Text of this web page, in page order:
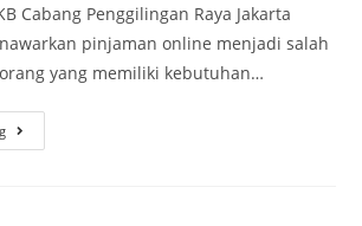
Cabang Penggilingan Raya Jakarta
pinjaman online menjadi salah
yang memiliki kebutuhan…